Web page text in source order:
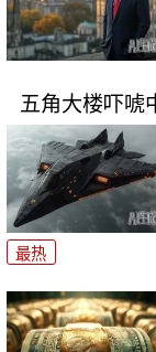
五角大楼吓唬
最热